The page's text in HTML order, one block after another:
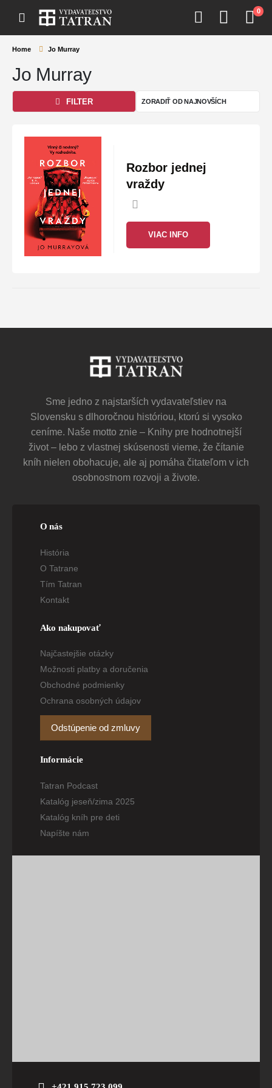
0
Home Jo Murray
Jo Murray
FILTER
Rozbor jednej
vraždy
VIAC INFO
Sme jedno z najstarších vydavateľstiev na
Slovensku s dlhoročnou históriou, ktorú si vysoko
ceníme. Naše motto znie – Knihy pre hodnotnejší
život – lebo z vlastnej skúsenosti vieme, že čítanie
kníh nielen obohacuje, ale aj pomáha čitateľom v ich
osobnostnom rozvoji a živote.
O nás
História
O Tatrane
Tím Tatran
Kontakt
Ako nakupovať
Najčastejšie otázky
Možnosti platby a doručenia
Obchodné podmienky
Ochrana osobných údajov
Odstúpenie od zmluvy
Informácie
Tatran Podcast
Katalóg jeseň/zima 2025
Katalóg kníh pre deti
Napíšte nám